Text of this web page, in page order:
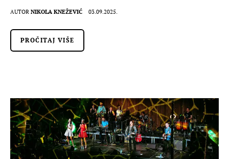
AUTOR NIKOLA KNEŽEVIĆ 03.09.2025.
PROČITAJ VIŠE